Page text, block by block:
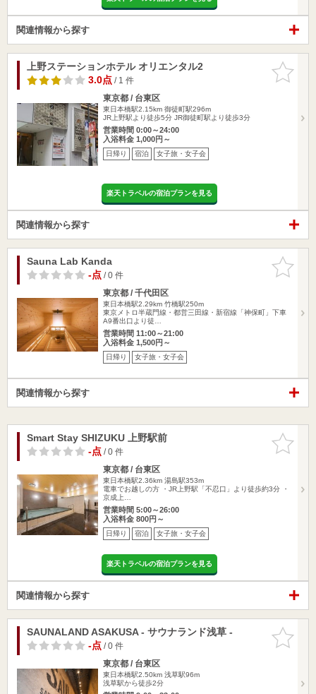
関連情報から探す
お気に入
りに追加
上野ステーションホテル オリエンタル2
3.0点/ 1 件
東京都 / 台東区
東日本橋駅2.15km 御徒町駅296m
JR上野駅より徒歩5分 JR御徒町駅より徒歩3分
営業時間 0:00～24:00
入浴料金 1,000円～
日帰り 宿泊 女子旅・女子会
楽天トラベルの宿泊プランを見る
関連情報から探す
お気に入
りに追加
Sauna Lab Kanda
-点/ 0 件
東京都 / 千代田区
東日本橋駅2.29km 竹橋駅250m
東京メトロ半蔵門線・都営三田線・新宿線「神保町」下車
A9番出口より徒…
営業時間 11:00～21:00
入浴料金 1,500円～
日帰り 女子旅・女子会
関連情報から探す
お気に入
りに追加
Smart Stay SHIZUKU 上野駅前
-点/ 0 件
東京都 / 台東区
東日本橋駅2.36km 湯島駅353m
電車でお越しの方 ・JR上野駅「不忍口」より徒歩約3分 ・
京成上…
営業時間 5:00～26:00
入浴料金 800円～
日帰り 宿泊 女子旅・女子会
楽天トラベルの宿泊プランを見る
関連情報から探す
お気に入
りに追加
SAUNALAND ASAKUSA - サウナランド浅草 -
-点/ 0 件
東京都 / 台東区
東日本橋駅2.50km 浅草駅96m
浅草駅から徒歩2分